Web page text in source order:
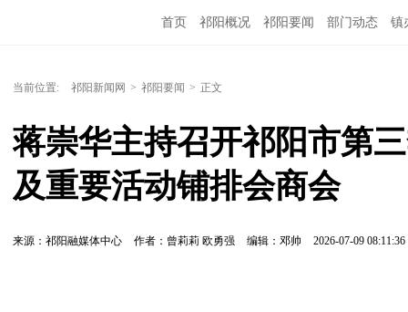
首页 祁阳概况 祁阳要闻 部门动态 镇
当前位置: 祁阳新闻网 > 祁阳要闻 > 正文
蒋崇华主持召开祁阳市第
及重要活动铺排会商会
来源：祁阳融媒体中心 作者：曾莉莉 欧勇强 编辑：邓帅 2026-07-09 08:11:36